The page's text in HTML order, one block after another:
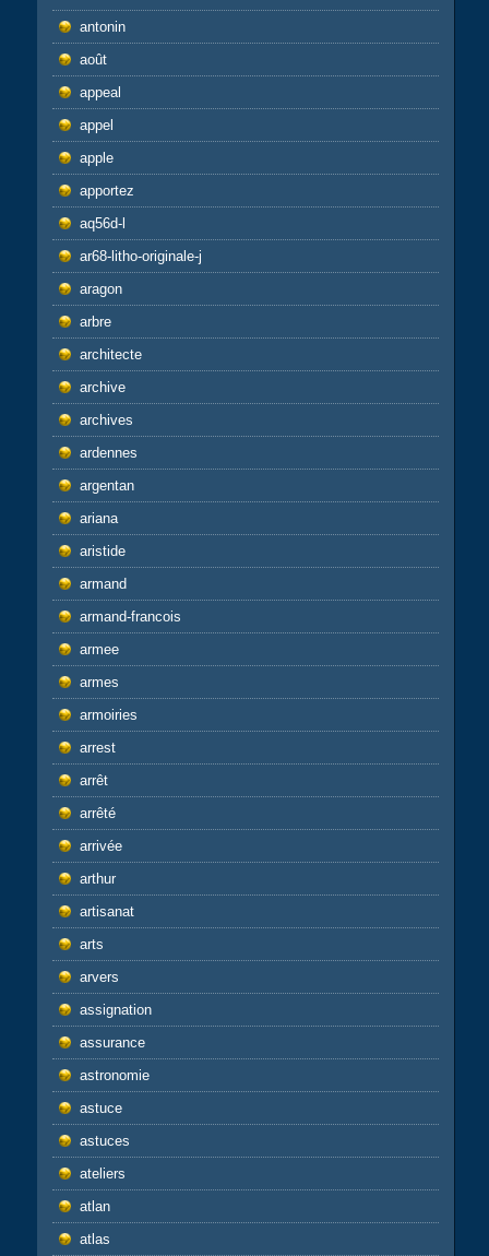
antonin
août
appeal
appel
apple
apportez
aq56d-l
ar68-litho-originale-j
aragon
arbre
architecte
archive
archives
ardennes
argentan
ariana
aristide
armand
armand-francois
armee
armes
armoiries
arrest
arrêt
arrêté
arrivée
arthur
artisanat
arts
arvers
assignation
assurance
astronomie
astuce
astuces
ateliers
atlan
atlas